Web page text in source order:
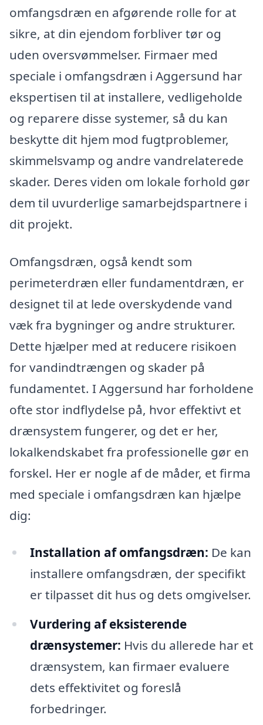
omfangsdræn en afgørende rolle for at
sikre, at din ejendom forbliver tør og
uden oversvømmelser. Firmaer med
speciale i omfangsdræn i Aggersund har
ekspertisen til at installere, vedligeholde
og reparere disse systemer, så du kan
beskytte dit hjem mod fugtproblemer,
skimmelsvamp og andre vandrelaterede
skader. Deres viden om lokale forhold gør
dem til uvurderlige samarbejdspartnere i
dit projekt.
Omfangsdræn, også kendt som
perimeterdræn eller fundamentdræn, er
designet til at lede overskydende vand
væk fra bygninger og andre strukturer.
Dette hjælper med at reducere risikoen
for vandindtrængen og skader på
fundamentet. I Aggersund har forholdene
ofte stor indflydelse på, hvor effektivt et
drænsystem fungerer, og det er her,
lokalkendskabet fra professionelle gør en
forskel. Her er nogle af de måder, et firma
med speciale i omfangsdræn kan hjælpe
dig:
Installation af omfangsdræn: De kan
installere omfangsdræn, der specifikt
er tilpasset dit hus og dets omgivelser.
Vurdering af eksisterende
drænsystemer: Hvis du allerede har et
drænsystem, kan firmaer evaluere
dets effektivitet og foreslå
forbedringer.